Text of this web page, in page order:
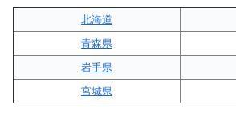
北海道
青森県
岩手県
宮城県